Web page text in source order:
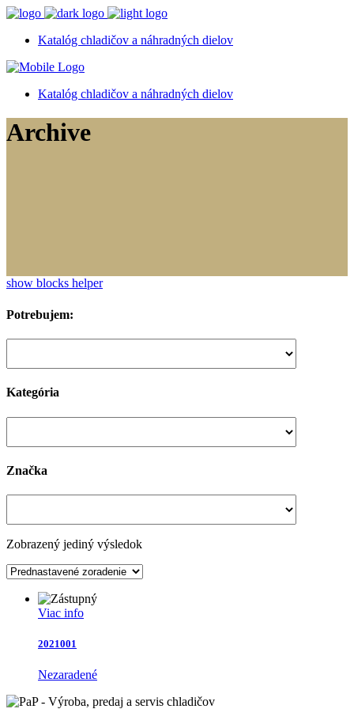
Katalóg chladičov a náhradných dielov
Katalóg chladičov a náhradných dielov
Archive
show blocks helper
Potrebujem:
Kategória
Značka
Zobrazený jediný výsledok
Viac info
2021001
Nezaradené